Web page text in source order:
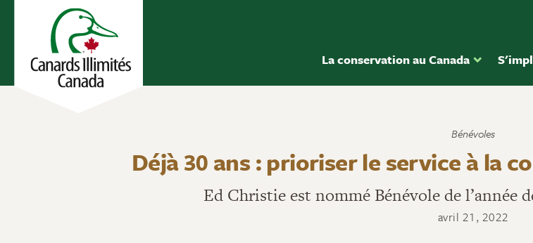
La conservation au Canada
Bénévoles
Déjà 30 ans : prioriser le service à la
Ed Christie est nommé Bénévole de l’année
avril 21, 2022